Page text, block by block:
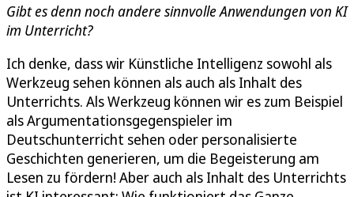
Gibt es denn noch andere sinnvolle Anwendungen von KI
im Unterricht?
Ich denke, dass wir Künstliche Intelligenz sowohl als
Werkzeug sehen können als auch als Inhalt des
Unterrichts. Als Werkzeug können wir es zum Beispiel
als Argumentationsgegenspieler im
Deutschunterricht sehen oder personalisierte
Geschichten generieren, um die Begeisterung am
Lesen zu fördern! Aber auch als Inhalt des Unterrichts